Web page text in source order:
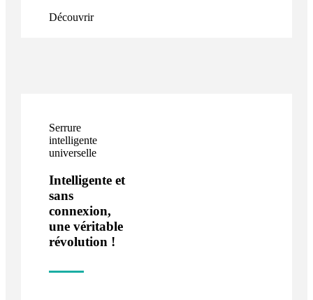
Découvrir
Serrure
intelligente
universelle
Intelligente et
sans
connexion,
une véritable
révolution !